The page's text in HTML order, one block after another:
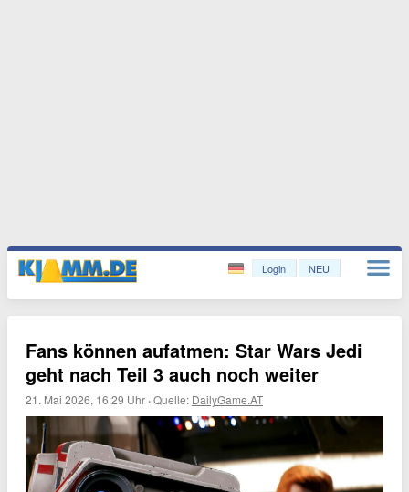
Login NEU
Fans können aufatmen: Star Wars Jedi
geht nach Teil 3 auch noch weiter
21. Mai 2026, 16:29 Uhr ·Quelle: DailyGame.AT